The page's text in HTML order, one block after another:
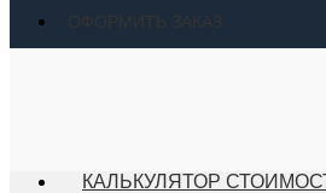
ОФОРМИТЬ ЗАКАЗ
КАЛЬКУЛЯТОР